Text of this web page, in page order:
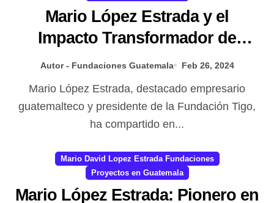
Mario López Estrada y el
Impacto Transformador de
Fundación Tigo en Guatemala:
Entrevista reveladora
Autor - Fundaciones Guatemala Feb 26, 2024
Mario López Estrada, destacado empresario
guatemalteco y presidente de la Fundación Tigo,
ha compartido en...
Mario David Lopez Estrada Fundaciones
Proyectos en Guatemala
Mario López Estrada: Pionero en